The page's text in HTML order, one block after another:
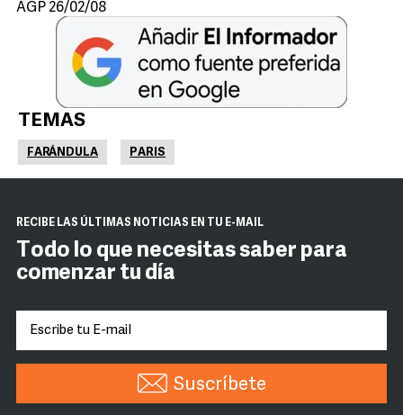
AGP 26/02/08
TEMAS
FARÁNDULA PARIS
RECIBE LAS ÚLTIMAS NOTICIAS EN TU E-MAIL
Todo lo que necesitas saber para
comenzar tu día
Suscríbete